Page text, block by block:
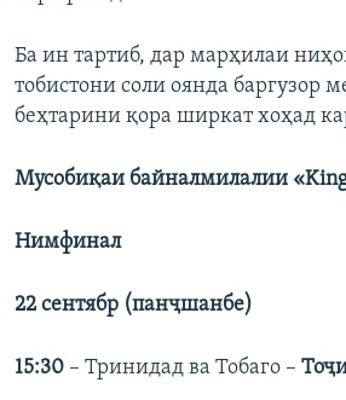
Ба ин тартиб, дар марҳилаи
тобистони соли оянда баргузор
беҳтарини қора ширкат хоҳад
Мусобиқаи байналмилалии «
Нимфинал
22 сентябр (панҷшанбе)
15:30 – Тринидад ва Тобаго –